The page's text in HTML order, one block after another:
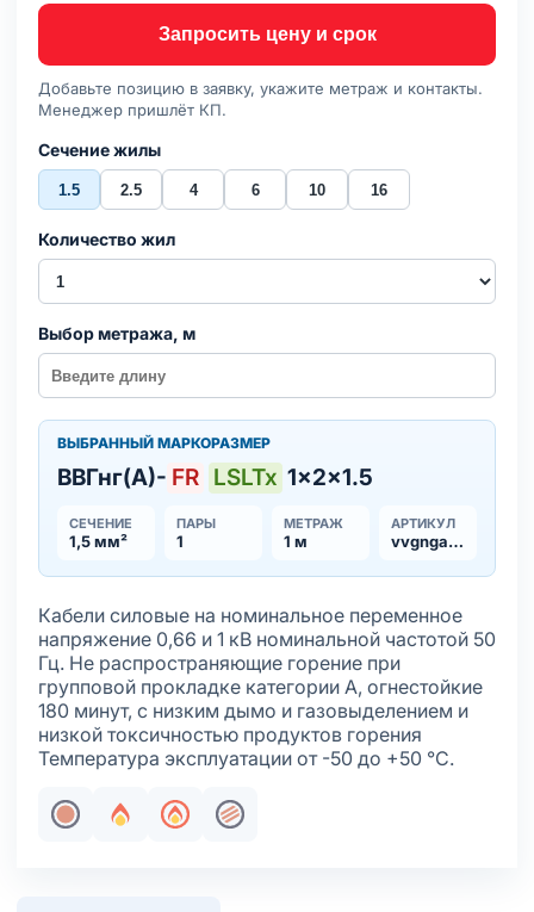
Запросить цену и срок
Добавьте позицию в заявку, укажите метраж и контакты.
Менеджер пришлёт КП.
Сечение жилы
1.5 2.5 4 6 10 16
Количество жил
Выбор метража, м
ВЫБРАННЫЙ МАРКОРАЗМЕР
ВВГнг(А)- FR LSLTx 1×2×1.5
СЕЧЕНИЕ
1,5 мм²
ПАРЫ
1
МЕТРАЖ
1 м
АРТИКУЛ
vvgnga-frlsltx
Кабели силовые на номинальное переменное
напряжение 0,66 и 1 кВ номинальной частотой 50
Гц. Не распространяющие горение при
групповой прокладке категории А, огнестойкие
180 минут, с низким дымо и газовыделением и
низкой токсичностью продуктов горения
Температура эксплуатации от -50 до +50 °С.
Жила медная однопроволочная
Огнестойкость
Пожаробезопасность
Жила медная